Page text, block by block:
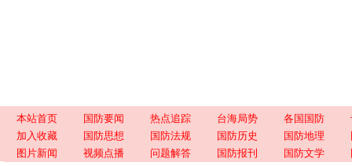
本站首页 国防要闻 热点追踪 台海局势 各国国防
加入收藏
国防思想 国防法规 国防历史 国防地理
图片新闻
视频点播 问题解答 国防报刊 国防文学